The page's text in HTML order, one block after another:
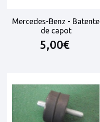
Mercedes-Benz - Batente
de capot
5,00€